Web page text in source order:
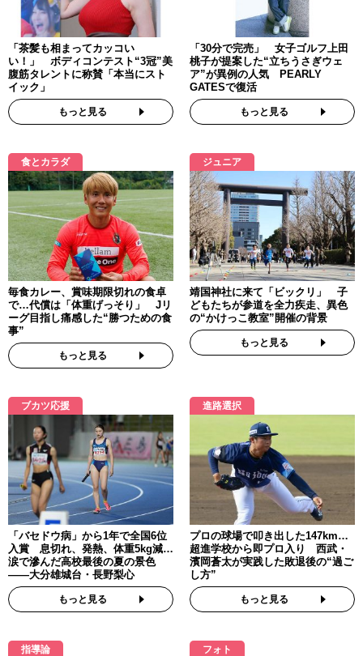
「茶髪も相まってカッコい
い！」 ボディコンテスト“3冠”美
腹筋タレントに称賛「本当にスト
イック」
もっと見る
「30分で完売」 女子ゴルフ上田
桃子が提案した“立ちうさぎウェ
ア”が異例の人気 PEARLY
GATESで復活
もっと見る
食とカラダ
毎食カレー、賞味期限切れの食卓
で…代償は「体重げっそり」 Jリ
ーグ目指し痛感した“勝つための食
事”
もっと見る
ジュニア
靖国神社に来て「ビックリ」 子
どもたちが参道を全力疾走、異色
の“かけっこ教室”開催の背景
もっと見る
ブカツ応援
「バセドウ病」から1年で全国6位
入賞 息切れ、発熱、体重5kg減…
涙で滲んだ高校最後の夏の景色
――大分雄城台・長野梨心
もっと見る
進路選択
プロの球場で叩き出した147km…
超進学校から即プロ入り 西武・
濱岡蒼太が実践した敗退後の“過ご
し方”
もっと見る
指導論 フォト